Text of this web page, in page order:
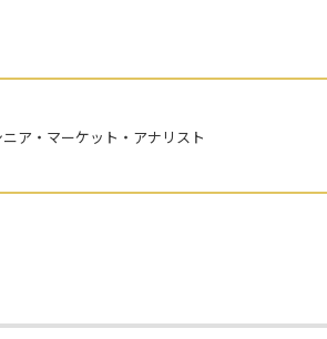
ア・マーケット・アナリスト